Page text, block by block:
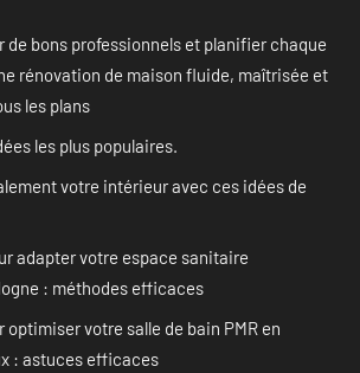
de bons professionnels et planifier chaque
rénovation de maison fluide, maîtrisée et
les plans
les plus populaires.
votre intérieur avec ces idées de
adapter votre espace sanitaire
: méthodes efficaces
optimiser votre salle de bain PMR en
: astuces efficaces